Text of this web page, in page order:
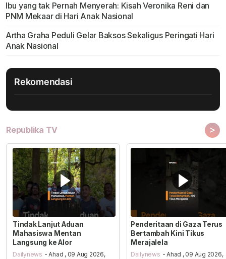
Ibu yang tak Pernah Menyerah: Kisah Veronika Reni dan
PNM Mekaar di Hari Anak Nasional
Artha Graha Peduli Gelar Baksos Sekaligus Peringati Hari
Anak Nasional
Rekomendasi
Republika TV >
Tindak Lanjut Aduan
Mahasiswa Mentan
Langsung ke Alor
Dailynews - Ahad , 09 Aug 2026,
Penderitaan di Gaza Terus
Bertambah Kini Tikus
Merajalela
Dailynews - Ahad , 09 Aug 2026,